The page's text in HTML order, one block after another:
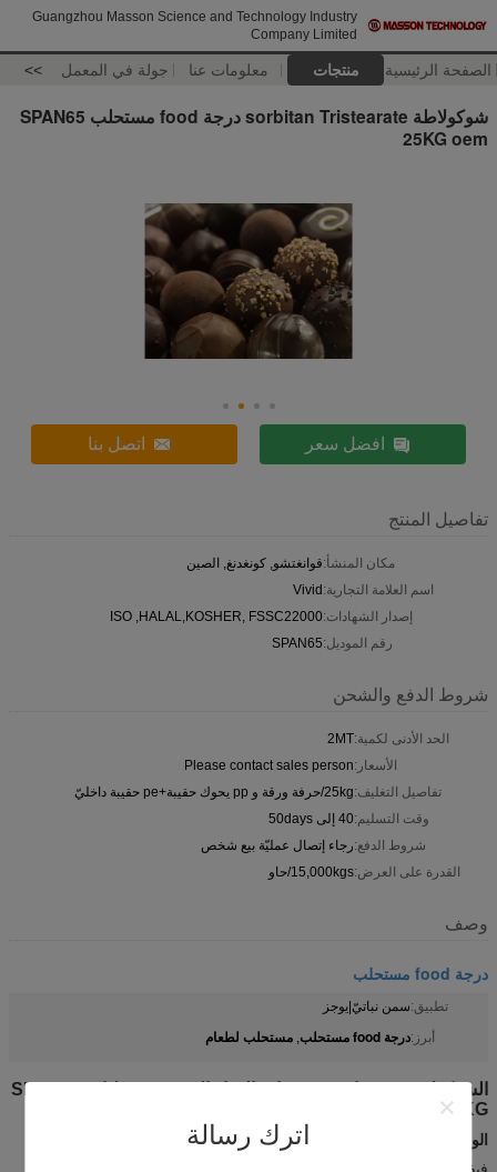
Guangzhou Masson Science and Technology Industry
Company Limited
الصفحة الرئيسية منتجات معلومات عنا جولة في المعمل >>
اترك رسالة
شوكولاطة sorbitan Tristearate درجة food مستحلب SPAN65
25KG oem
افضل سعر اتصل بنا
تفاصيل المنتج
مكان المنشأ:قوانغتشو, كونغدنغ, الصين
اسم العلامة التجارية:Vivid
إصدار الشهادات:ISO ,HALAL,KOSHER, FSSC22000
رقم الموديل:SPAN65
شروط الدفع والشحن
الحد الأدنى لكمية:2MT
الأسعار:Please contact sales person
تفاصيل التغليف:25kg/حرفة ورقة و pp يحوك حقيبة+pe حقيبة داخليّ
وقت التسليم:40 إلى 50days
شروط الدفع:رجاء إتصال عمليّة بيع شخص
القدرة على العرض:15,000kgs/حاو
وصف
درجة food مستحلب
تطبيق:سمن نباتيّ|يوجز
أبرز:درجة food مستحلب , مستحلب لطعام
الشوكولاته سوربيتان تريستيرات الغذاء الصف مستحلبات SPAN65
25KG
الوصف